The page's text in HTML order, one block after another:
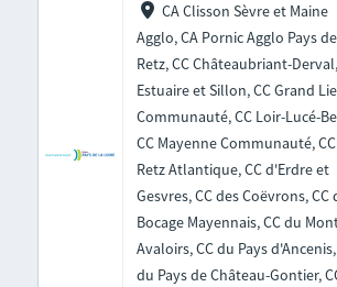
CA Clisson Sèvre et Maine
Agglo, CA Pornic Agglo Pays de
Retz, CC Châteaubriant-
Estuaire et Sillon, CC Grand
Communauté, CC Loir-Lucé-
CC Mayenne Communauté,
Retz Atlantique, CC d'Erdre et
Gesvres, CC des Coëvrons, CC
Bocage Mayennais, CC du
Avaloirs, CC du Pays d'Ancenis,
du Pays de Château-Gontier,